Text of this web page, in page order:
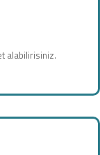
alabilirisiniz.